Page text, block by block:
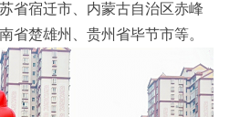
省宿迁市、内蒙古自治区赤峰
省楚雄州、贵州省毕节市等。